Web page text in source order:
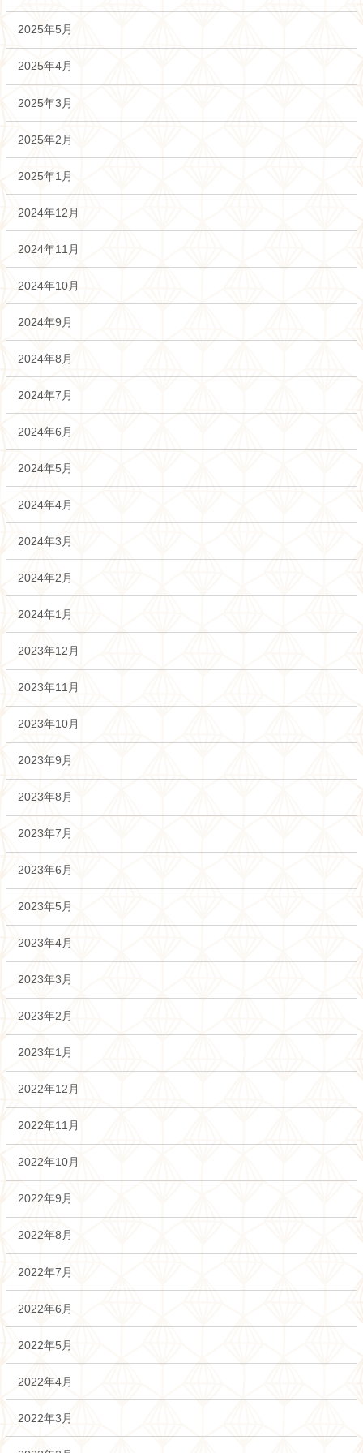
2025年5月
2025年4月
2025年3月
2025年2月
2025年1月
2024年12月
2024年11月
2024年10月
2024年9月
2024年8月
2024年7月
2024年6月
2024年5月
2024年4月
2024年3月
2024年2月
2024年1月
2023年12月
2023年11月
2023年10月
2023年9月
2023年8月
2023年7月
2023年6月
2023年5月
2023年4月
2023年3月
2023年2月
2023年1月
2022年12月
2022年11月
2022年10月
2022年9月
2022年8月
2022年7月
2022年6月
2022年5月
2022年4月
2022年3月